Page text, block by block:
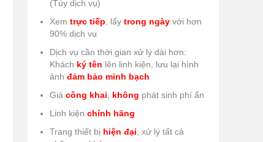
(Tùy dịch vụ)
Xem trực tiếp , lấy trong ngày với hơn
90% dịch vụ
Dịch vụ cần thời gian xử lý dài hơn:
Khách ký tên lên linh kiện, lưu lại hình
ảnh đảm bảo minh bạch
Giá công khai không phát sinh phí ẩn
Linh kiện chính hãng
Trang thiết bị hiện đại , xử lý tất cả